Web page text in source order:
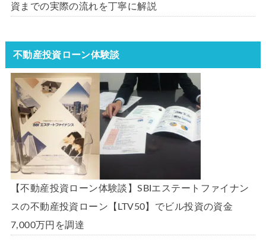
資までの実際の流れを丁寧に解説
不動産投資ローン体験談
【不動産投資ローン体験談】SBIエステートファイナン
スの不動産投資ローン【LTV50】でビル投資の資金
7,000万円を調達